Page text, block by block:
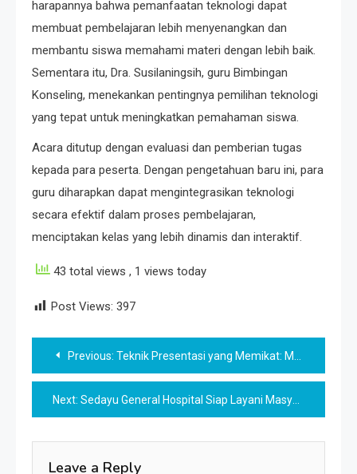
harapannya bahwa pemanfaatan teknologi dapat
membuat pembelajaran lebih menyenangkan dan
membantu siswa memahami materi dengan lebih baik.
Sementara itu, Dra. Susilaningsih, guru Bimbingan
Konseling, menekankan pentingnya pemilihan teknologi
yang tepat untuk meningkatkan pemahaman siswa.
Acara ditutup dengan evaluasi dan pemberian tugas
kepada para peserta. Dengan pengetahuan baru ini, para
guru diharapkan dapat mengintegrasikan teknologi
secara efektif dalam proses pembelajaran,
menciptakan kelas yang lebih dinamis dan interaktif.
43 total views , 1 views today
Post Views: 397
Post
navigation
Previous: Teknik Presentasi yang Memikat: Membuat Audiens Terkesan dan Mengingat Pesan Anda
Next: Sedayu General Hospital Siap Layani Masyarakat Bantul dengan Fasilitas Modern
Leave a Reply